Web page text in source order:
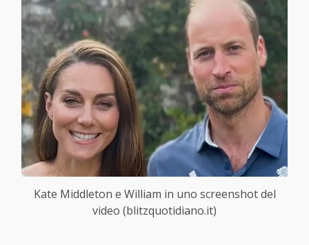
Kate Middleton e William in uno screenshot del
video (blitzquotidiano.it)